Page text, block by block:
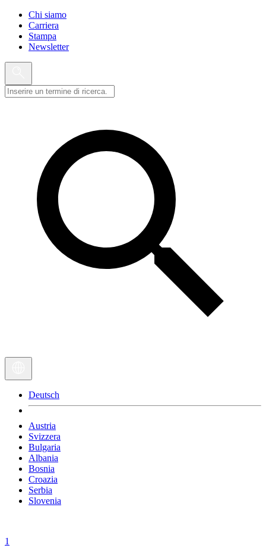
Chi siamo
Carriera
Stampa
Newsletter
Deutsch
Austria
Svizzera
Bulgaria
Albania
Bosnia
Croazia
Serbia
Slovenia
1